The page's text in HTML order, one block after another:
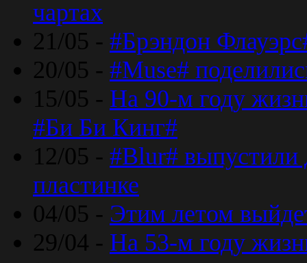
чартах
21/05 - #Брэндон
20/05 - #Muse#
15/05 - На 90-м году
#Би Би Кинг#
12/05 - #Blur# выпустили
пластинке
04/05 - Этим летом
29/04 - На 53-м году